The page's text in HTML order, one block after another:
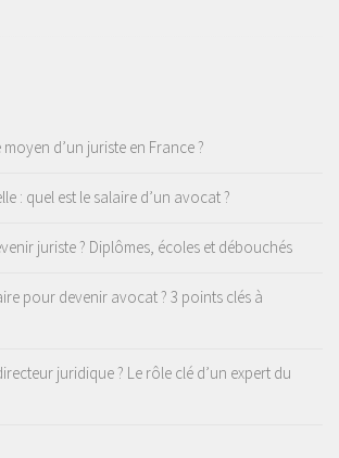
d’un juriste en France ?
: quel est le salaire d’un avocat ?
juriste ? Diplômes, écoles et débouchés
pour devenir avocat ? 3 points clés à
juridique ? Le rôle clé d’un expert du